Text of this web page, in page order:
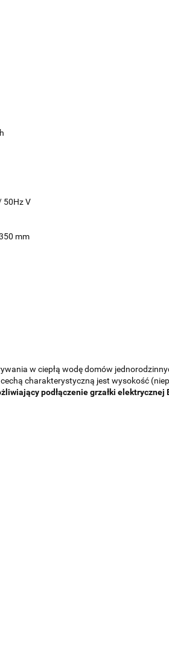
50Hz V
mm
w ciepłą wodę domów
charakterystyczną jest wysokość
podłączenie grzałki elektrycznej